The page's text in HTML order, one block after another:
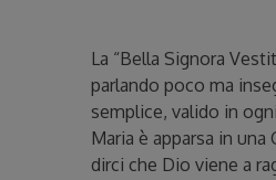
La “Bella Signora
parlando poco ma
semplice, valido in
Maria è apparsa in
dirci che Dio viene a